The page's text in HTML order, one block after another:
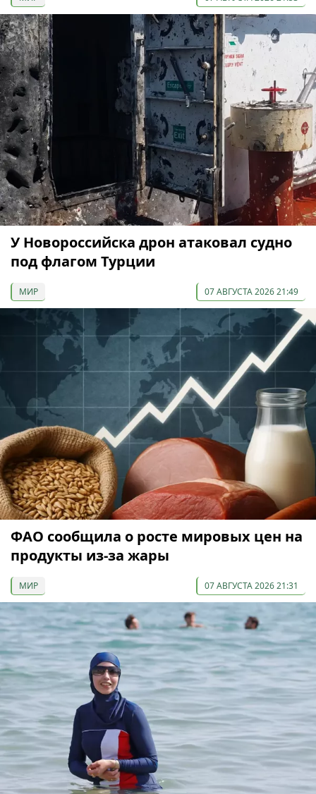
У Новороссийска дрон атаковал судно
под флагом Турции
МИР 07 АВГУСТА 2026 21:49
ФАО сообщила о росте мировых цен на
продукты из-за жары
МИР 07 АВГУСТА 2026 21:31